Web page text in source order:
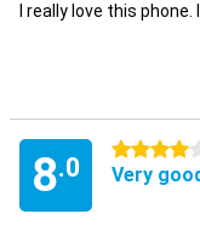
I really love this
8.0
4 stars
Very